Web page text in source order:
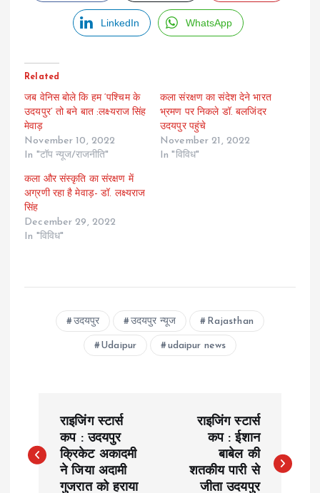
LinkedIn WhatsApp
Related
जब वेनिस बोले कि हम ‘पश्चिम के
उदयपुर’ तो बने बात :लक्ष्यराज सिंह
मेवाड़
November 10, 2022
In "टॉप न्यूज/राजनीति"
कला संरक्षण का संदेश देने भारत
भ्रमण पर निकले डॉ. बलजिंदर
उदयपुर पहुंचे
November 21, 2022
In "विविध"
कला और संस्कृति का संरक्षण में
अग्रणी रहा है मेवाड़- डॉ. लक्ष्यराज
सिंह
December 29, 2022
In "विविध"
उदयपुर उदयपुर न्यूज Rajasthan
Udaipur udaipur news
o
राइजिंग स्टार्स
कप : उदयपुर
क्रिकेट अकादमी
ने जिया अदामी
गुजरात को हराया
राइजिंग स्टार्स
कप : ईशान
बाबेल की
शतकीय पारी से
जीता उदयपुर